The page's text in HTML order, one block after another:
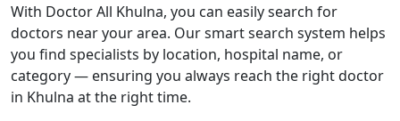
With Doctor All Khulna, you can easily search for
doctors near your area. Our smart search system helps
you find specialists by location, hospital name, or
category — ensuring you always reach the right doctor
in Khulna at the right time.